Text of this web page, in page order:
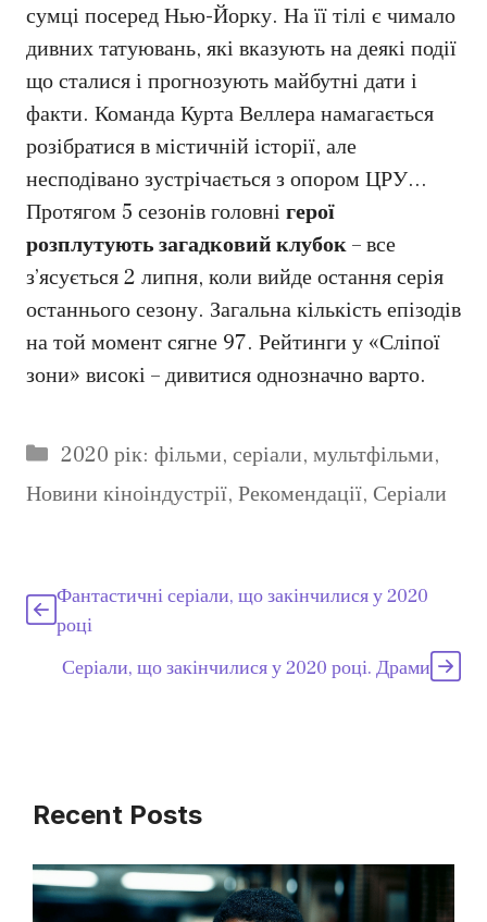
сумці посеред Нью-Йорку. На її тілі є чимало
дивних татуювань, які вказують на деякі події
що сталися і прогнозують майбутні дати і
факти. Команда Курта Веллера намагається
розібратися в містичній історії, але
несподівано зустрічається з опором ЦРУ…
Протягом 5 сезонів головні герої
розплутують загадковий клубок– все
з’ясується 2 липня, коли вийде остання серія
останнього сезону. Загальна кількість епізодів
на той момент сягне 97. Рейтинги у «Сліпої
зони» високі – дивитися однозначно варто.
Категорії
2020 рік: фільми, серіали, мультфільми,
Новини кіноіндустрії, Рекомендації, Серіали
Фантастичні серіали, що закінчилися у 2020
році
Серіали, що закінчилися у 2020 році. Драми
Recent Posts